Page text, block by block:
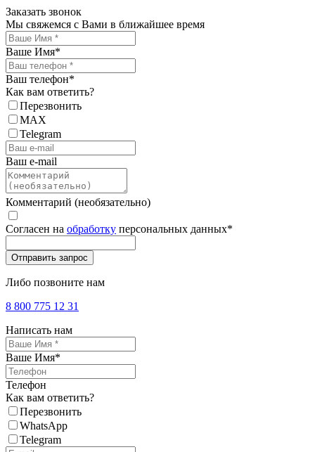
Заказать звонок
Мы свяжемся с Вами в ближайшее время
Ваше Имя*
Ваш телефон*
Как вам ответить?
Перезвонить
MAX
Telegram
Ваш e-mail
Комментарий (необязательно)
Согласен на обработку персональных данных*
Либо позвоните нам
8 800 775 12 31
Написать нам
Ваше Имя*
Телефон
Как вам ответить?
Перезвонить
WhatsApp
Telegram